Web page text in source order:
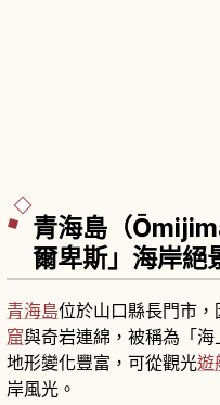
青海島（
爾卑斯」海岸絕
青海島位於山口縣長門市，
窟與奇岩連綿，被稱為「海
地形變化豐富，可從觀光遊
岸風光。